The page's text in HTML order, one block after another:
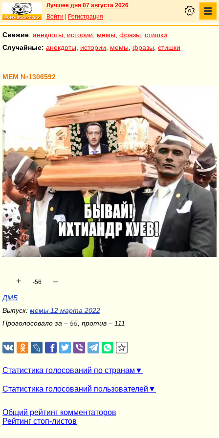
Лучшее дня 07 августа 2026
Войти
Регистрация
Свежие: анекдоты истории мемы фразы стишки
Случайные: анекдоты истории мемы фразы стишки
МЕМ №1306592
+ -56 –
ДМБ
Выпуск: мемы 12 марта 2022
Проголосовало за – 55, против – 111
Статистика голосований по странам
Статистика голосований пользователей
Общий рейтинг комментаторов
Рейтинг стоп-листов